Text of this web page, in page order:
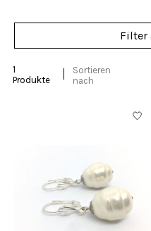
Filter
1
Produkte
Sortieren
nach